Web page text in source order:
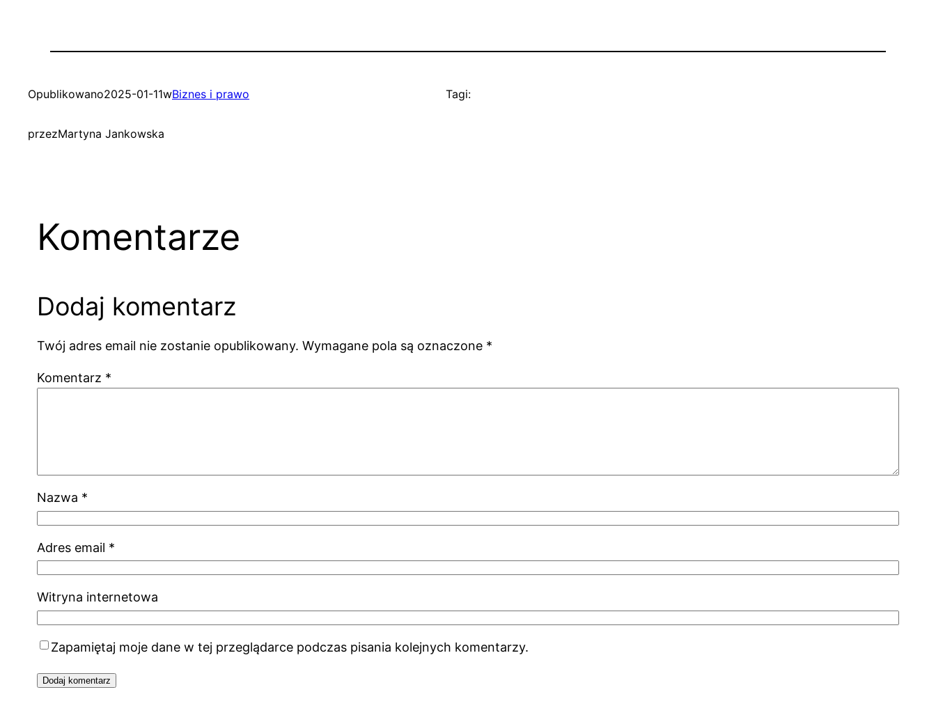
Opublikowano2025-01-11wBiznes i prawo
przezMartyna Jankowska
Tagi:
Komentarze
Dodaj komentarz
Twój adres email nie zostanie opublikowany. Wymagane pola są oznaczone *
Komentarz *
Nazwa *
Adres email *
Witryna internetowa
Zapamiętaj moje dane w tej przeglądarce podczas pisania kolejnych komentarzy.